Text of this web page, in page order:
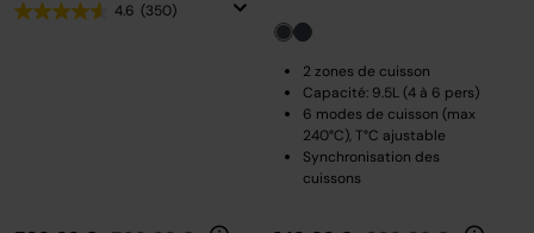
4.6 (350)
2 zones de cuisson
Capacité: 9.5L (4 à 6 pers)
6 modes de cuisson (max
240°C), T°C ajustable
Synchronisation des
cuissons